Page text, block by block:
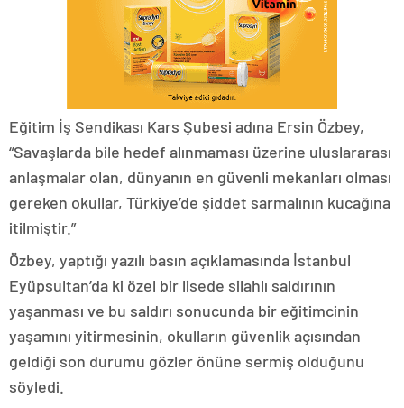
Eğitim İş Sendikası Kars Şubesi adına Ersin Özbey,
“Savaşlarda bile hedef alınmaması üzerine uluslararası
anlaşmalar olan, dünyanın en güvenli mekanları olması
gereken okullar, Türkiye’de şiddet sarmalının kucağına
itilmiştir.”
Özbey, yaptığı yazılı basın açıklamasında İstanbul
Eyüpsultan’da ki özel bir lisede silahlı saldırının
yaşanması ve bu saldırı sonucunda bir eğitimcinin
yaşamını yitirmesinin, okulların güvenlik açısından
geldiği son durumu gözler önüne sermiş olduğunu
söyledi.